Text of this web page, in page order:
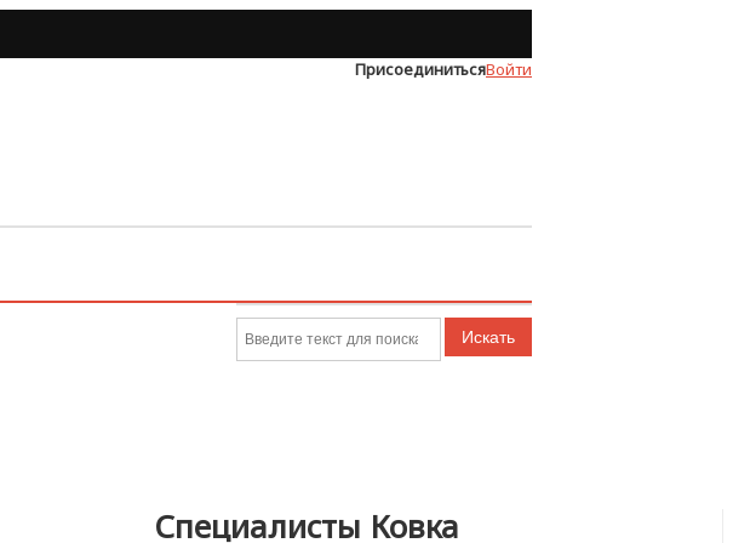
Войти
Присоединиться
Искать
Специалисты Ковка